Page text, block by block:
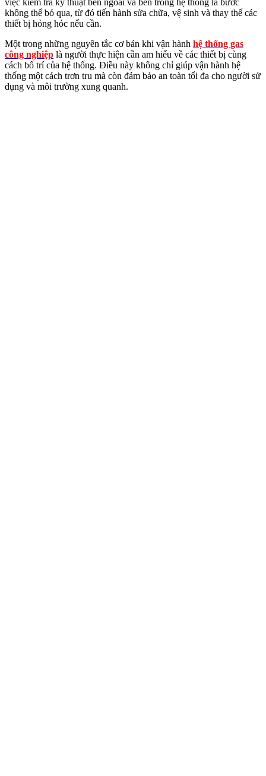
không thể bỏ qua, từ đó tiến hành sửa chữa, vệ sinh và thay thế các
thiết bị hỏng hóc nếu cần.
Một trong những nguyên tắc cơ bản khi vận hành hệ thống gas
công nghiệp là người thực hiện cần am hiểu về các thiết bị cùng
cách bố trí của hệ thống. Điều này không chỉ giúp vận hành hệ
thống một cách trơn tru mà còn đảm bảo an toàn tối đa cho người sử
dụng và môi trường xung quanh.